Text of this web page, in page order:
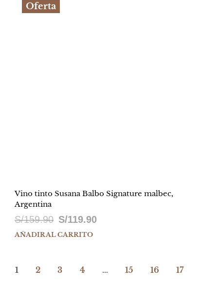
era:
Oferta
Vino tinto Susana Balbo Signature malbec,
Argentina
S/159.90 El
precio
era:
S/119.90El
AÑADIR AL CARRITO
1 2 3 4 … 15 16
17